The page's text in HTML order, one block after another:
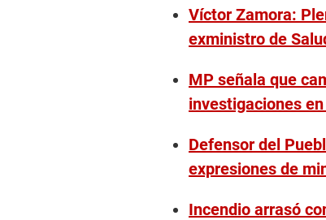
Víctor Zamora:
exministro de
MP señala que
investigaciones
Defensor del
expresiones de
Incendio arrasó